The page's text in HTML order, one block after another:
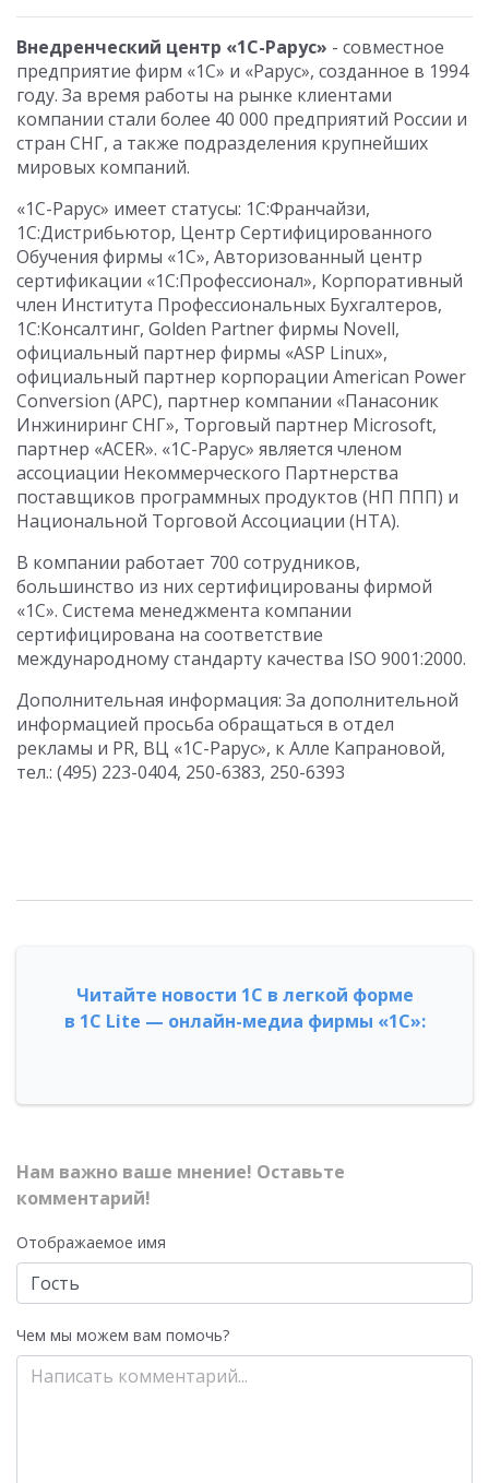
Внедренческий центр «1С-Рарус» - совместное
предприятие фирм «1С» и «Рарус», созданное в 1994
году. За время работы на рынке клиентами
компании стали более 40 000 предприятий России и
стран СНГ, а также подразделения крупнейших
мировых компаний.
«1С-Рарус» имеет статусы: 1С:Франчайзи,
1С:Дистрибьютор, Центр Сертифицированного
Обучения фирмы «1С», Авторизованный центр
сертификации «1С:Профессионал», Корпоративный
член Института Профессиональных Бухгалтеров,
1С:Консалтинг, Golden Partner фирмы Novell,
официальный партнер фирмы «ASP Linux»,
официальный партнер корпорации American Power
Conversion (APC), партнер компании «Панасоник
Инжиниринг СНГ», Торговый партнер Microsoft,
партнер «ACER». «1С-Рарус» является членом
ассоциации Некоммерческого Партнерства
поставщиков программных продуктов (НП ППП) и
Национальной Торговой Ассоциации (НТА).
В компании работает 700 сотрудников,
большинство из них сертифицированы фирмой
«1С». Система менеджмента компании
сертифицирована на соответствие
международному стандарту качества ISO 9001:2000.
Дополнительная информация: За дополнительной
информацией просьба обращаться в отдел
рекламы и PR, ВЦ «1С-Рарус», к Алле Капрановой,
тел.: (495) 223-0404, 250-6383, 250-6393
Читайте новости 1С в легкой форме
в 1С Lite — онлайн-медиа фирмы «1С»:
Нам важно ваше мнение! Оставьте
комментарий!
Отображаемое имя
Чем мы можем вам помочь?